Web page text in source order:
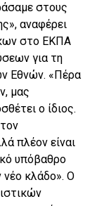
στους
αναφέρει
στο ΕΚΠΑ
για τη
Εθνών. «Πέρα
μας
ο ίδιος.
πλέον είναι
υπόβαθρο
νέο κλάδο». Ο